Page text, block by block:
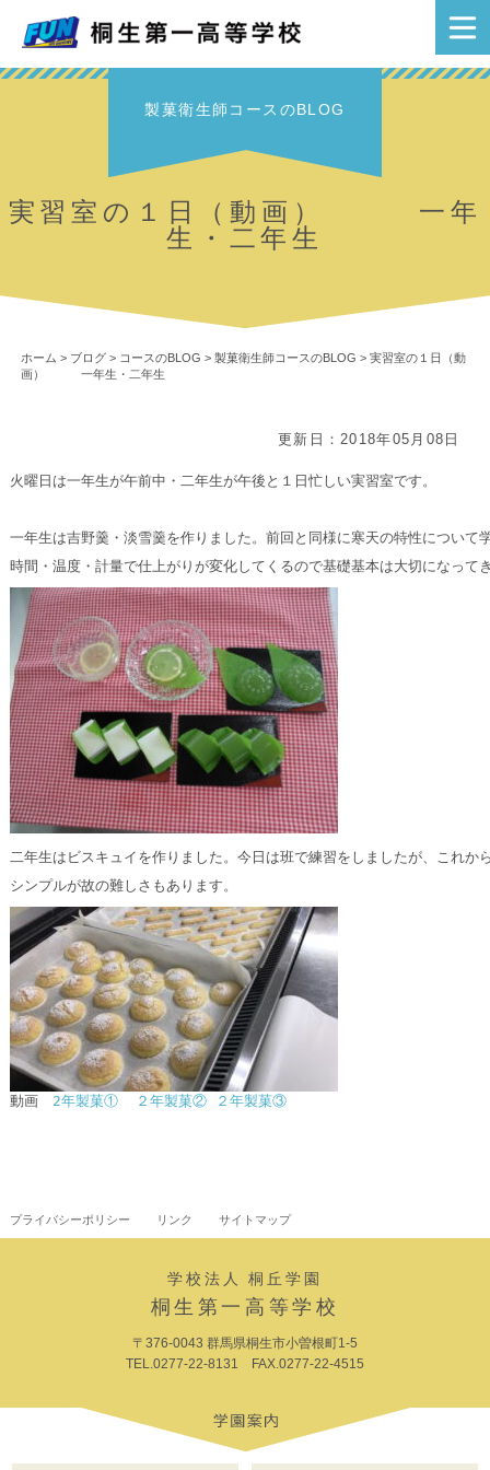
製菓衛生師コースのBLOG
実習室の１日（動画） 一年
生・二年生
ホーム > ブログ> コースのBLOG > 製菓衛生師コースのBLOG > 実習室の１日（動
画） 一年生・二年生
更新日：2018年05月08日
火曜日は一年生が午前中・二年生が午後と１日忙しい実習室です。
一年生は吉野羹・淡雪羹を作りました。前回と同様に寒天の特性について
時間・温度・計量で仕上がりが変化してくるので基礎基本は大切になって
二年生はビスキュイを作りました。今日は班で練習をしましたが、これか
シンプルが故の難しさもあります。
動画 2年製菓① ２年製菓② ２年製菓③
プライバシーポリシー リンク サイトマップ
学校法人 桐丘学園
桐生第一高等学校
〒376-0043 群馬県桐生市小曽根町1-5
TEL.0277-22-8131 FAX.0277-22-4515